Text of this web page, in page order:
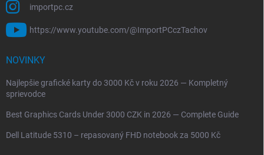
importpc.cz
https://www.youtube.com/@ImportPCczTachov
NOVINKY
Najlepšie grafické karty do 3000 Kč v roku 2026 — Kompletný
sprievodce
Best Graphics Cards Under 3000 CZK in 2026 — Complete Guide
Dell Latitude 5310 – repasovaný FHD notebook za 5000 Kč